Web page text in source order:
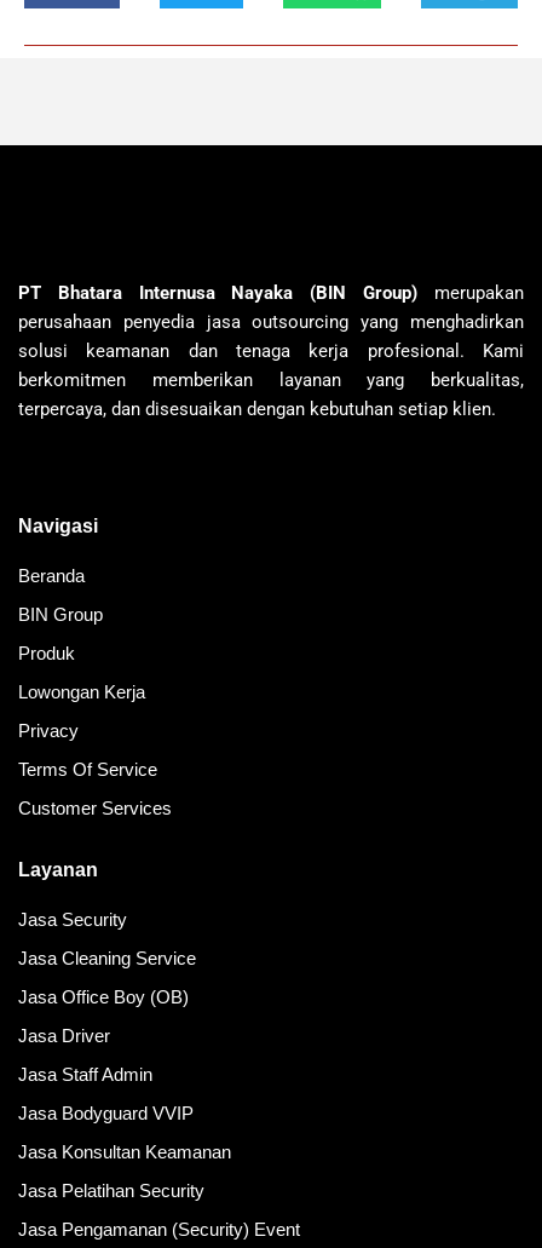
PT Bhatara Internusa Nayaka (BIN Group) merupakan
perusahaan penyedia jasa outsourcing yang menghadirkan
solusi keamanan dan tenaga kerja profesional. Kami
berkomitmen memberikan layanan yang berkualitas,
terpercaya, dan disesuaikan dengan kebutuhan setiap klien.
Navigasi
Beranda
BIN Group
Produk
Lowongan Kerja
Privacy
Terms Of Service
Customer Services
Layanan
Jasa Security
Jasa Cleaning Service
Jasa Office Boy (OB)
Jasa Driver
Jasa Staff Admin
Jasa Bodyguard VVIP
Jasa Konsultan Keamanan
Jasa Pelatihan Security
Jasa Pengamanan (Security) Event